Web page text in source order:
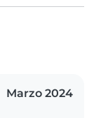
Marzo 2024